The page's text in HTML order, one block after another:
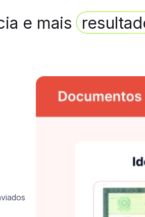
e mais